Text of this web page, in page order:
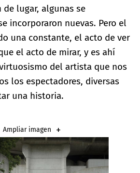
de lugar, algunas se
incorporaron nuevas. Pero el
una constante, el acto de ver
el acto de mirar, y es ahí
del artista que nos
los espectadores, diversas
una historia.
Ampliar imagen